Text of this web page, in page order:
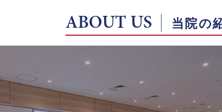
ABOUT US 当院の